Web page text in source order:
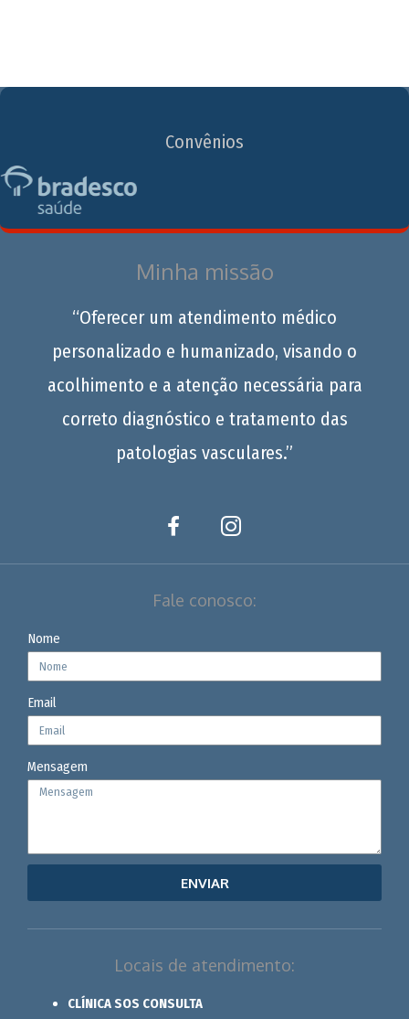
Convênios
Minha missão
“Oferecer um atendimento médico
personalizado e humanizado, visando o
acolhimento e a atenção necessária para
correto diagnóstico e tratamento das
patologias vasculares.”
Fale conosco:
Nome
Email
Mensagem
ENVIAR
Locais de atendimento:
CLÍNICA SOS CONSULTA